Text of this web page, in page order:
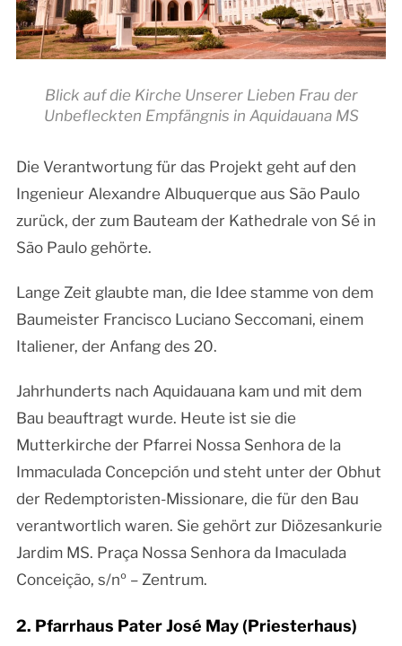
Blick auf die Kirche Unserer Lieben Frau der
Unbefleckten Empfängnis in Aquidauana MS
Die Verantwortung für das Projekt geht auf den
Ingenieur Alexandre Albuquerque aus São Paulo
zurück, der zum Bauteam der Kathedrale von Sé in
São Paulo gehörte.
Lange Zeit glaubte man, die Idee stamme von dem
Baumeister Francisco Luciano Seccomani, einem
Italiener, der Anfang des 20.
Jahrhunderts nach Aquidauana kam und mit dem
Bau beauftragt wurde. Heute ist sie die
Mutterkirche der Pfarrei Nossa Senhora de la
Immaculada Concepción und steht unter der Obhut
der Redemptoristen-Missionare, die für den Bau
verantwortlich waren. Sie gehört zur Diözesankurie
Jardim MS. Praça Nossa Senhora da Imaculada
Conceição, s/nº – Zentrum.
2. Pfarrhaus Pater José May (Priesterhaus)